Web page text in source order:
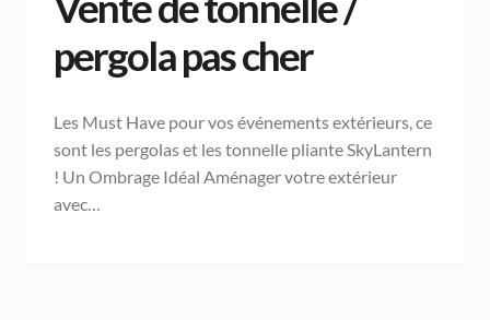
pergola pas cher
Les Must Have pour vos événements extérieurs, ce
sont les pergolas et les tonnelle pliante SkyLantern
! Un Ombrage Idéal Aménager votre extérieur
avec…